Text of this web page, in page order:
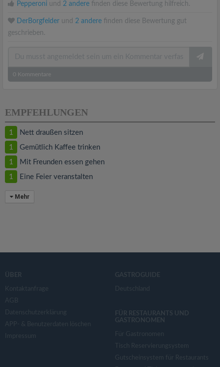
Pepperoni und 2 andere finden diese Bewertung hilfreich.
DerBorgfelder und 2 andere finden diese Bewertung gut
geschrieben.
0 Kommentare
EMPFEHLUNGEN
1 Nett draußen sitzen
1 Gemütlich Kaffee trinken
1 Mit Freunden essen gehen
1 Eine Feier veranstalten
Mehr
ÜBER
Kontaktanfrage
AGB
Datenschutzerklärung
APP- & Benutzerdaten löschen
Impressum
GASTROGUIDE
Deutschland
FÜR RESTAURANTS UND
GASTRONOMEN
Für Gastronomen
Tisch Reservierungsystem
Gutscheinsystem für Restaurants